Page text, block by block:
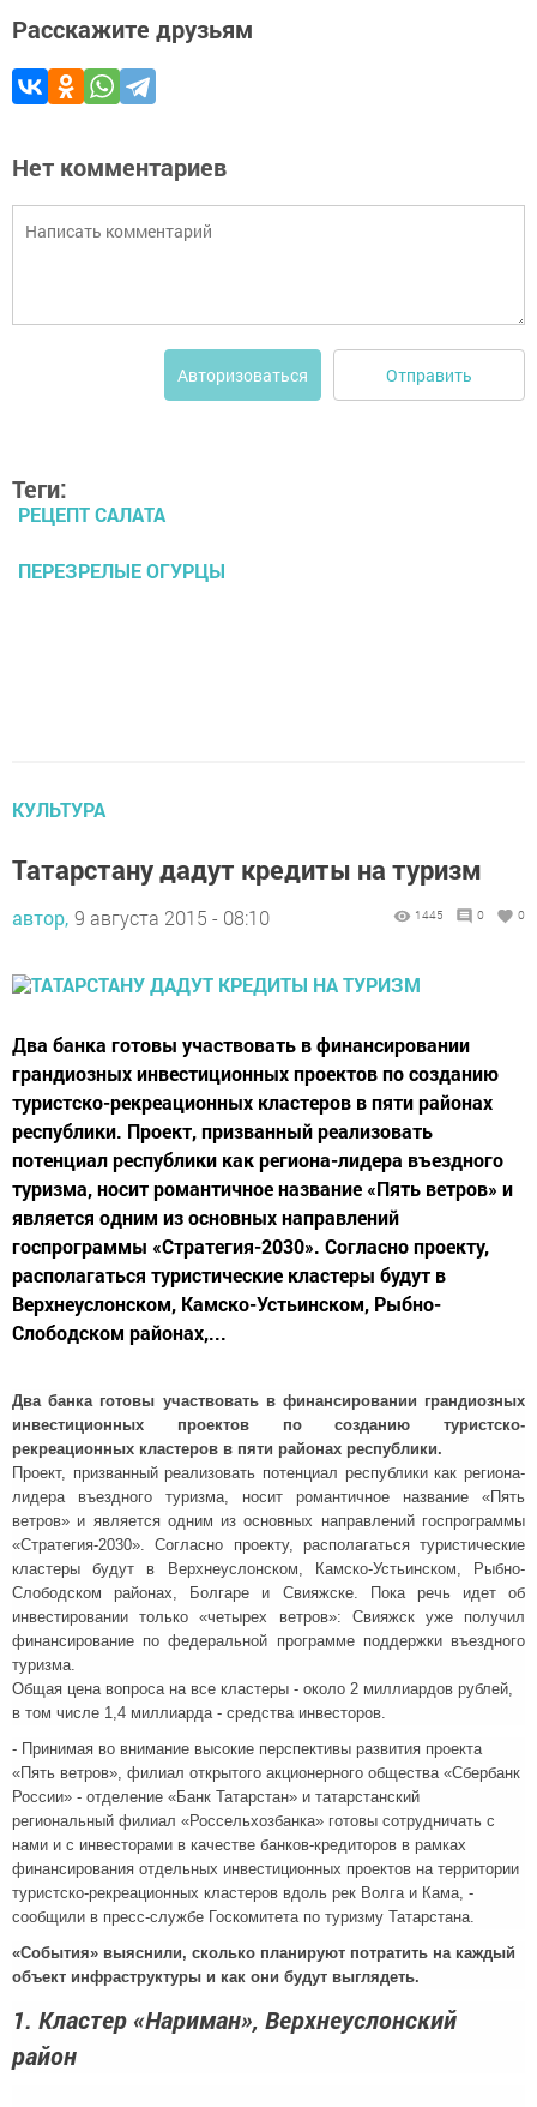
Расскажите друзьям
Нет комментариев
Авторизоваться Отправить
Теги:
РЕЦЕПТ САЛАТА
ПЕРЕЗРЕЛЫЕ ОГУРЦЫ
КУЛЬТУРА
Татарстану дадут кредиты на туризм
автор, 9 августа 2015 - 08:10 1445 0 0
Два банка готовы участвовать в финансировании
грандиозных инвестиционных проектов по созданию
туристско-рекреационных кластеров в пяти районах
республики. Проект, призванный реализовать
потенциал республики как региона-лидера въездного
туризма, носит романтичное название «Пять ветров» и
является одним из основных направлений
госпрограммы «Стратегия-2030». Согласно проекту,
располагаться туристические кластеры будут в
Верхнеуслонском, Камско-Устьинском, Рыбно-
Слободском районах,...
Два банка готовы участвовать в финансировании грандиозных
инвестиционных проектов по созданию туристско-
рекреационных кластеров в пяти районах республики.
Проект, призванный реализовать потенциал республики как региона-
лидера въездного туризма, носит романтичное название «Пять
ветров» и является одним из основных направлений госпрограммы
«Стратегия-2030». Согласно проекту, располагаться туристические
кластеры будут в Верхнеуслонском, Камско-Устьинском, Рыбно-
Слободском районах, Болгаре и Свияжске. Пока речь идет об
инвестировании только «четырех ветров»: Свияжск уже получил
финансирование по федеральной программе поддержки въездного
туризма.
Общая цена вопроса на все кластеры - около 2 миллиардов рублей,
в том числе 1,4 миллиарда - средства инвесторов.
- Принимая во внимание высокие перспективы развития проекта
«Пять ветров», филиал открытого акционерного общества «Сбербанк
России» - отделение «Банк Татарстан» и татарстанский
региональный филиал «Россельхозбанка» готовы сотрудничать с
нами и с инвесторами в качестве банков-кредиторов в рамках
финансирования отдельных инвестиционных проектов на территории
туристско-рекреационных кластеров вдоль рек Волга и Кама, -
сообщили в пресс-службе Госкомитета по туризму Татарстана.
«События» выяснили, сколько планируют потратить на каждый
объект инфраструктуры и как они будут выглядеть.
1. Кластер «Нариман», Верхнеуслонский
район